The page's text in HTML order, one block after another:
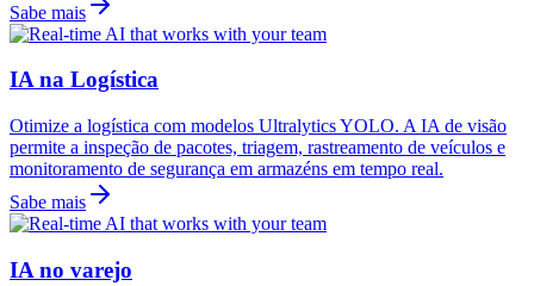
Sabe mais
IA na Logística
Otimize a logística com modelos Ultralytics YOLO. A IA de visão
permite a inspeção de pacotes, triagem, rastreamento de veículos e
monitoramento de segurança em armazéns em tempo real.
Sabe mais
IA no varejo